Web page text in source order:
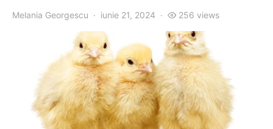
Melania Georgescu iunie 21, 2024 256 views